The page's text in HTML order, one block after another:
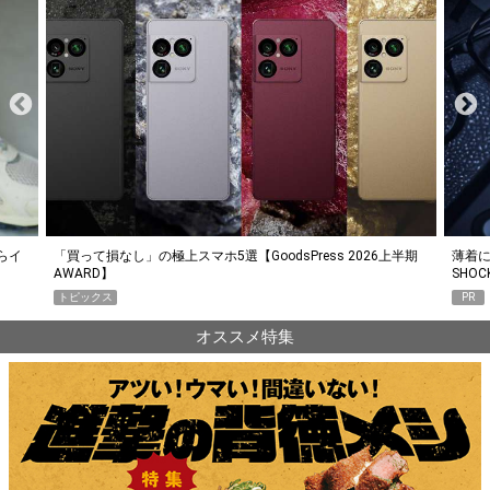
イ
「買って損なし」の極上スマホ5選【GoodsPress 2026上半期
AWARD】
トピックス
薄着
PR
オススメ特集